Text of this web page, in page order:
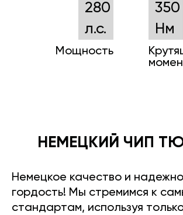
280
л.с.
Мощность
350
Нм
НЕМЕЦКИЙ ЧИП
Немецкое качество и
гордость! Мы стремимся к
стандартам, используя